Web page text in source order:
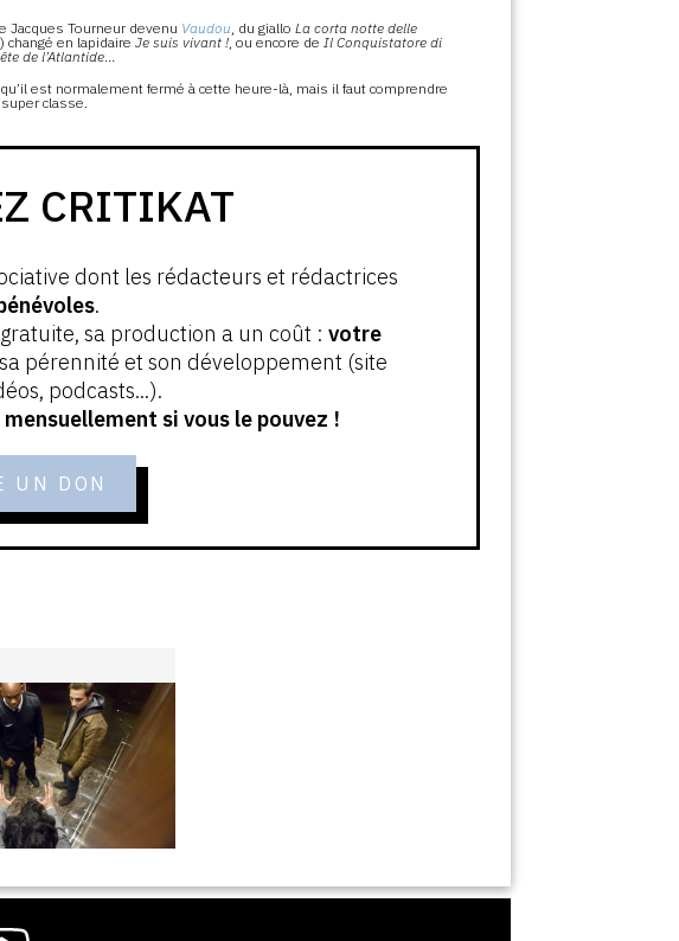
Jacques Tourneur devenu Vaudou, du gialloLa corta notte delle
changé en lapidaireJe suis vivant !, ou encore deIl Conquistatore di
de l’Atlantide…
est normalement fermé à cette heure-là, mais il faut comprendre
classe.
CRITIKAT
dont les rédacteurs et rédactrices
.
sa production a un coût : votre
pérennité et son développement (site
podcasts...).
si vous le pouvez !
UN DON